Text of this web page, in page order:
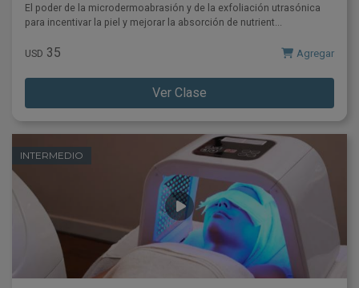
El poder de la microdermoabrasión y de la exfoliación utrasónica
para incentivar la piel y mejorar la absorción de nutrient...
USD 35 Agregar
Ver Clase
INTERMEDIO